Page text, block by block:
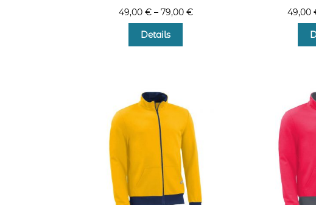
49,00 €– 79,00 €
Details
Die
Optionen
können
auf
der
Produktseite
gewählt
werden
49,00